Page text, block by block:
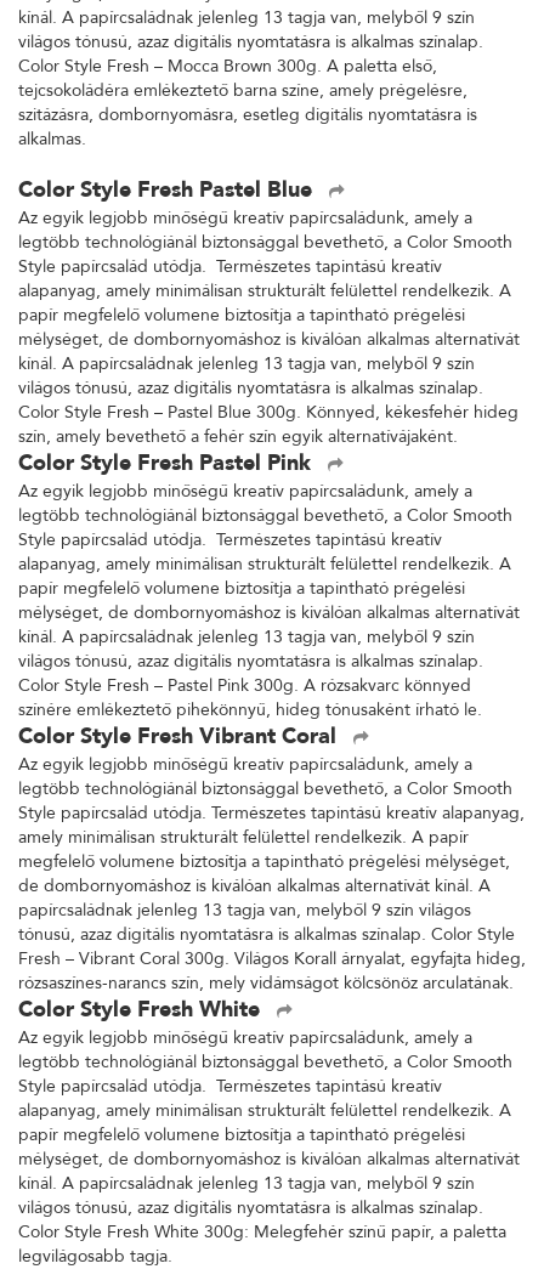
kínál. A papírcsaládnak jelenleg 13 tagja van, melyből 9 szín
világos tónusú, azaz digitális nyomtatásra is alkalmas színalap.
Color Style Fresh – Mocca Brown 300g. A paletta első,
tejcsokoládéra emlékeztető barna színe, amely prégelésre,
szitázásra, dombornyomásra, esetleg digitális nyomtatásra is
alkalmas.
Color Style Fresh Pastel Blue
Az egyik legjobb minőségű kreatív papírcsaládunk, amely a
legtöbb technológiánál biztonsággal bevethető, a Color Smooth
Style papírcsalád utódja. Természetes tapintású kreatív
alapanyag, amely minimálisan strukturált felülettel rendelkezik. A
papír megfelelő volumene biztosítja a tapintható prégelési
mélységet, de dombornyomáshoz is kiválóan alkalmas alternatívát
kínál. A papírcsaládnak jelenleg 13 tagja van, melyből 9 szín
világos tónusú, azaz digitális nyomtatásra is alkalmas színalap.
Color Style Fresh – Pastel Blue 300g. Könnyed, kékesfehér hideg
szín, amely bevethető a fehér szín egyik alternatívájaként.
Color Style Fresh Pastel Pink
Az egyik legjobb minőségű kreatív papírcsaládunk, amely a
legtöbb technológiánál biztonsággal bevethető, a Color Smooth
Style papírcsalád utódja. Természetes tapintású kreatív
alapanyag, amely minimálisan strukturált felülettel rendelkezik. A
papír megfelelő volumene biztosítja a tapintható prégelési
mélységet, de dombornyomáshoz is kiválóan alkalmas alternatívát
kínál. A papírcsaládnak jelenleg 13 tagja van, melyből 9 szín
világos tónusú, azaz digitális nyomtatásra is alkalmas színalap.
Color Style Fresh – Pastel Pink 300g. A rózsakvarc könnyed
színére emlékeztető pihekönnyű, hideg tónusaként írható le.
Color Style Fresh Vibrant Coral
Az egyik legjobb minőségű kreatív papírcsaládunk, amely a
legtöbb technológiánál biztonsággal bevethető, a Color Smooth
Style papírcsalád utódja. Természetes tapintású kreatív alapanyag,
amely minimálisan strukturált felülettel rendelkezik. A papír
megfelelő volumene biztosítja a tapintható prégelési mélységet,
de dombornyomáshoz is kiválóan alkalmas alternatívát kínál. A
papírcsaládnak jelenleg 13 tagja van, melyből 9 szín világos
tónusú, azaz digitális nyomtatásra is alkalmas színalap. Color Style
Fresh – Vibrant Coral 300g. Világos Korall árnyalat, egyfajta hideg,
rózsaszínes-narancs szín, mely vidámságot kölcsönöz arculatának.
Color Style Fresh White
Az egyik legjobb minőségű kreatív papírcsaládunk, amely a
legtöbb technológiánál biztonsággal bevethető, a Color Smooth
Style papírcsalád utódja. Természetes tapintású kreatív
alapanyag, amely minimálisan strukturált felülettel rendelkezik. A
papír megfelelő volumene biztosítja a tapintható prégelési
mélységet, de dombornyomáshoz is kiválóan alkalmas alternatívát
kínál. A papírcsaládnak jelenleg 13 tagja van, melyből 9 szín
világos tónusú, azaz digitális nyomtatásra is alkalmas színalap.
Color Style Fresh White 300g: Melegfehér színű papír, a paletta
legvilágosabb tagja.